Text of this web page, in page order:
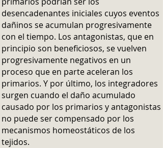
desencadenantes iniciales cuyos eventos
dañinos se acumulan progresivamente
con el tiempo. Los antagonistas, que en
principio son beneficiosos, se vuelven
progresivamente negativos en un
proceso que en parte aceleran los
primarios. Y por último, los integradores
surgen cuando el daño acumulado
causado por los primarios y antagonistas
no puede ser compensado por los
mecanismos homeostáticos de los
tejidos.